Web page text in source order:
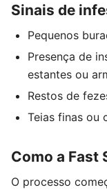
Sinais de
Pequenos
Presença de
estantes ou
Restos de
Teias finas ou
Como a Fast
O processo